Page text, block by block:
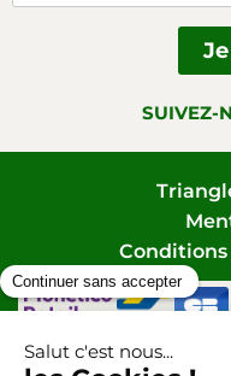
SUIVEZ-
Conditions